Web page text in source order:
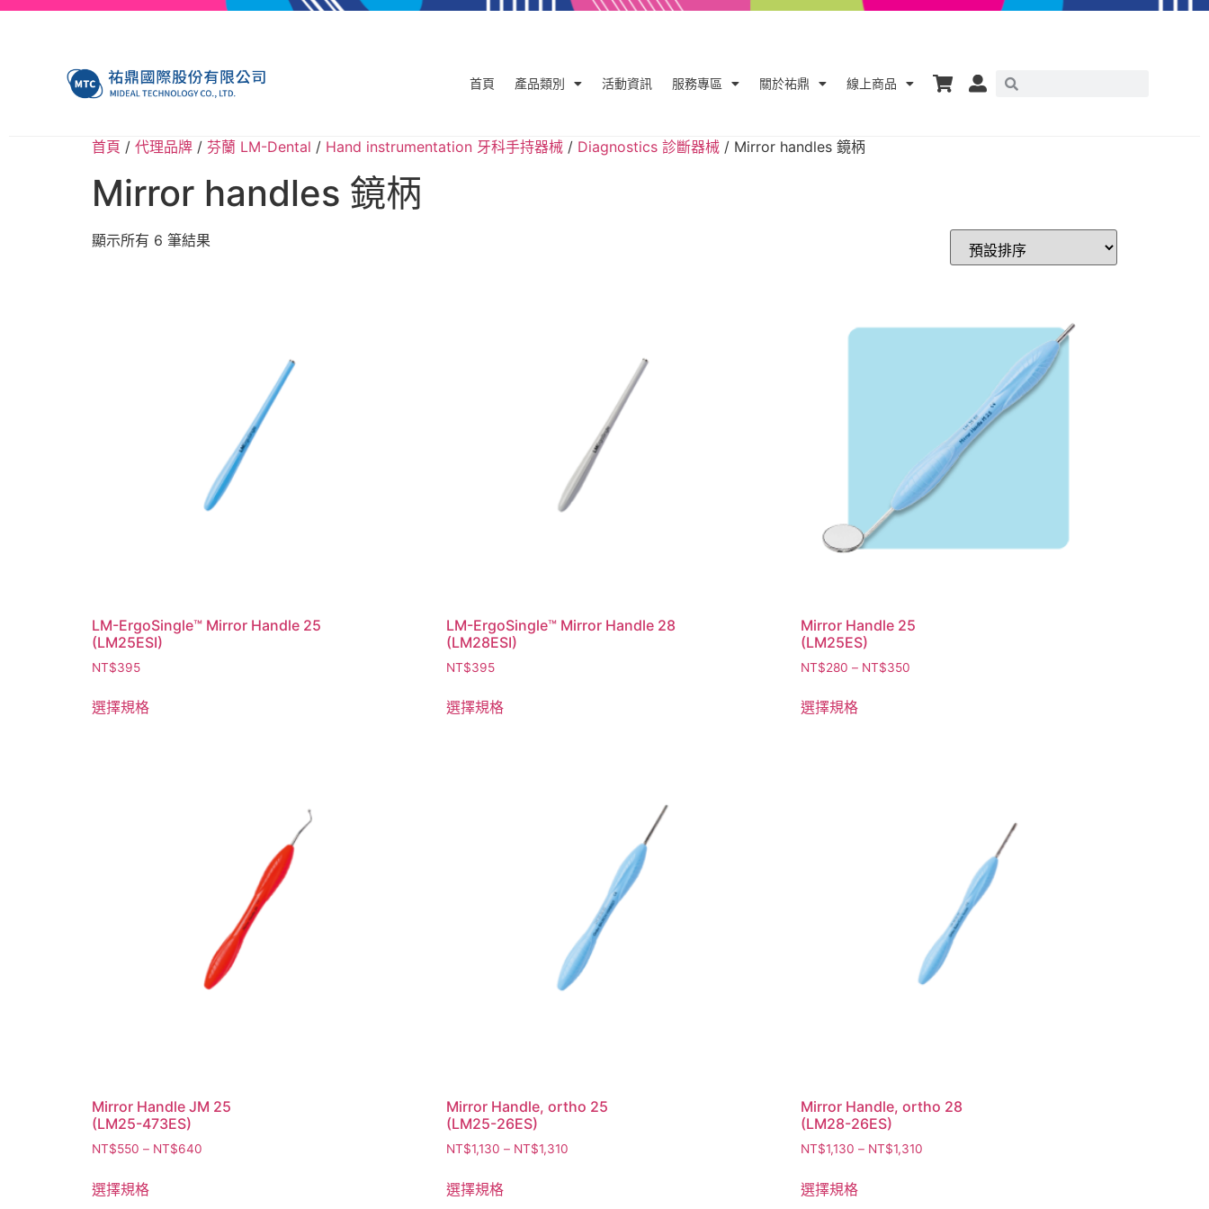
首頁 產品類別 活動資訊 服務專區 關於祐鼎 線上商品
首頁 / 代理品牌 / 芬蘭 LM-Dental / Hand instrumentation 牙科手持器械 / Diagnostics 診斷器械 / Mirror handles 鏡柄
Mirror handles 鏡柄
顯示所有 6 筆結果
LM-ErgoSingle™ Mirror Handle 25
(LM25ESI)
NT$395
選擇規格
LM-ErgoSingle™ Mirror Handle 28
(LM28ESI)
NT$395
選擇規格
Mirror Handle 25
(LM25ES)
NT$280 – NT$350
選擇規格
Mirror Handle JM 25
(LM25-473ES)
NT$550 – NT$640
選擇規格
Mirror Handle, ortho 25
(LM25-26ES)
NT$1,130 – NT$1,310
選擇規格
Mirror Handle, ortho 28
(LM28-26ES)
NT$1,130 – NT$1,310
選擇規格